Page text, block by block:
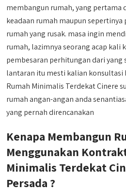
membangun rumah, yang pertama
keadaan rumah maupun
rumah yang rusak. masa ingin
rumah, lazimnya seorang acap kali
pembesaran perhitungan dari yang
lantaran itu mesti kalian
Rumah Minimalis Terdekat Cinere
rumah angan-angan anda
yang pernah direncanakan
Kenapa Membangun
Menggunakan
Minimalis Terdekat
Persada ?